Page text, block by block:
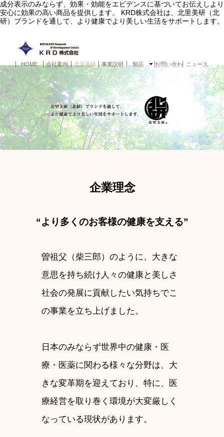
成分表示のみならず、効果・効能をエビデンスに基づいてお伝えしより
安心に効果の高い商品を提供します。 KRD株式会社は、北里美研（北
研）ブランドを通して、より健康でより美しい生活をサポートします。
HOME 会社案内 北里美研 事業説明 製品 お問い合わせニュース
企業理念
“より多くのお客様の健康を⽀える”
曽祖父（柴三郎）のように、大きな
意思を持ち続け人々の健康と美しさ
社会の発展に貢献したい気持ちでこ
の事業を立ち上げました。
日本のみならず世界中の健康・医
療・医薬に関わる様々な分野は、大
きな変革期を迎えており、特に、医
療経営を取り巻く環境が大変厳しく
なっている現状があります。